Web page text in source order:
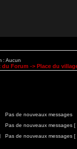
: Aucun
du Forum -> Place du
Pas de nouveaux messages
Pas de nouveaux messages [
Pas de nouveaux messages [